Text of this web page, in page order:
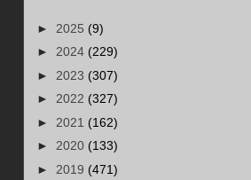
► 2025 (9)
► 2024 (229)
► 2023 (307)
► 2022 (327)
► 2021 (162)
► 2020 (133)
► 2019 (471)